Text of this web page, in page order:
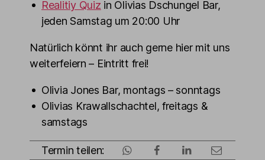
Realitiy Quiz in Olivias Dschungel Bar,
jeden Samstag um 20:00 Uhr
Natürlich könnt ihr auch gerne hier mit uns
weiterfeiern – Eintritt frei!
Olivia Jones Bar, montags – sonntags
Olivias Krawallschachtel, freitags &
samstags
Termin teilen: